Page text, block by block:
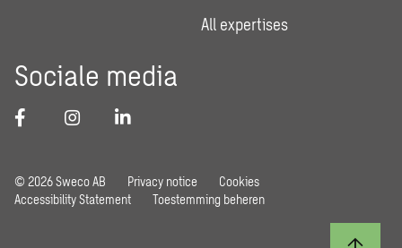
All expertises
Sociale media
© 2026 Sweco AB Privacy notice
Cookies
Accessibility Statement
Toestemming beheren